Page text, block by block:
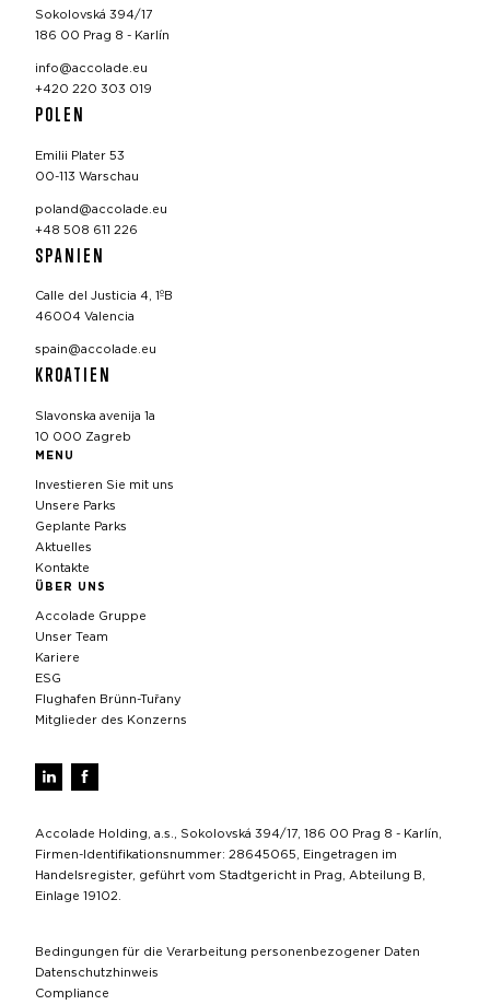
Sokolovská 394/17
186 00 Prag 8 - Karlín
info@accolade.eu
+420 220 303 019
POLEN
Emilii Plater 53
00-113 Warschau
poland@accolade.eu
+48 508 611 226
SPANIEN
Calle del Justicia 4, 1ºB
46004 Valencia
spain@accolade.eu
KROATIEN
Slavonska avenija 1a
10 000 Zagreb
MENU
Investieren Sie mit uns
Unsere Parks
Geplante Parks
Aktuelles
Kontakte
ÜBER UNS
Accolade Gruppe
Unser Team
Kariere
ESG
Flughafen Brünn-Tuřany
Mitglieder des Konzerns
Accolade Holding, a.s., Sokolovská 394/17, 186 00 Prag 8 - Karlín,
Firmen-Identifikationsnummer: 28645065, Eingetragen im
Handelsregister, geführt vom Stadtgericht in Prag, Abteilung B,
Einlage 19102.
Bedingungen für die Verarbeitung personenbezogener Daten
Datenschutzhinweis
Compliance